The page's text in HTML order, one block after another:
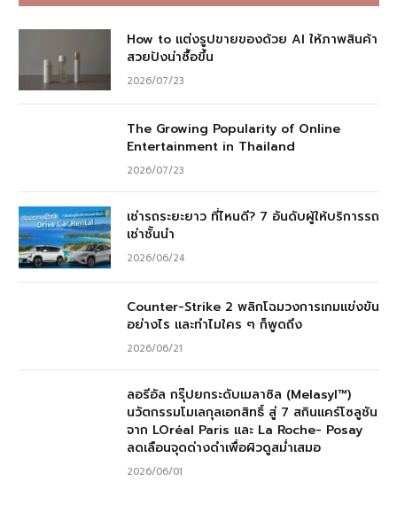
How to แต่งรูปขายของด้วย AI ให้ภาพสินค้า
สวยปังน่าซื้อขึ้น
2026/07/23
The Growing Popularity of Online
Entertainment in Thailand
2026/07/23
เช่ารถระยะยาว ที่ไหนดี? 7 อันดับผู้ให้บริการรถ
เช่าชั้นนำ
2026/06/24
Counter-Strike 2 พลิกโฉมวงการเกมแข่งขัน
อย่างไร และทำไมใคร ๆ ก็พูดถึง
2026/06/21
ลอรีอัล กรุ๊ปยกระดับเมลาซิล (Melasyl™)
นวัตกรรมโมเลกุลเอกสิทธิ์ สู่ 7 สกินแคร์โซลูชัน
จาก LOréal Paris และ La Roche- Posay
ลดเลือนจุดด่างดำเพื่อผิวดูสม่ำเสมอ
2026/06/01